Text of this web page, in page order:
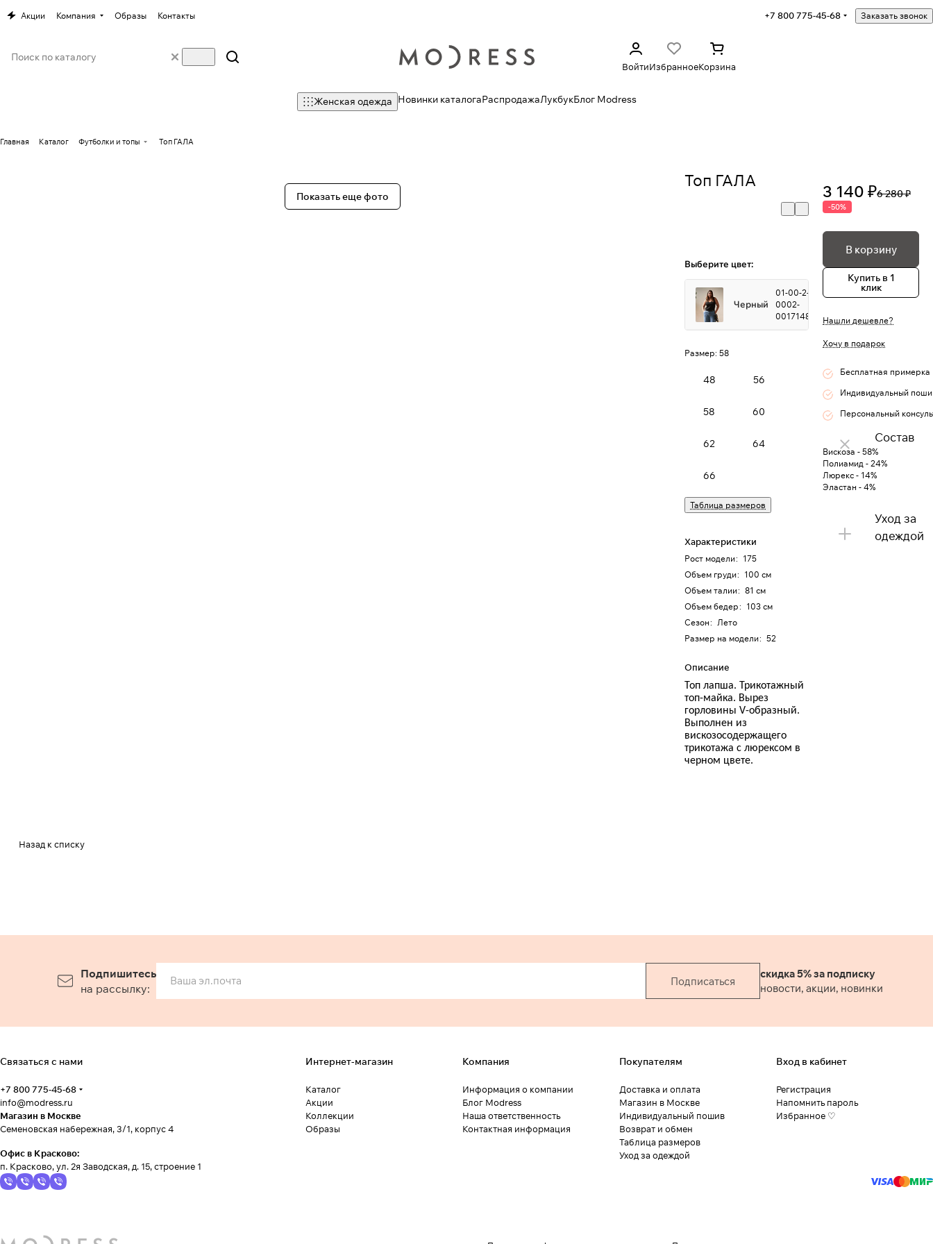
Акции Компания Образы Контакты +7 800 775-45-68 Заказать звонок
ВойтиИзбранноеКорзина
Женская одежда Новинки каталогаРаспродажаЛукбукБлог Modress
Главная Каталог Футболки и топы Топ ГАЛА
Показать еще фото
Топ ГАЛА
Выберите цвет:
Черный
01-00-2-
0002-
0017148
Размер: 58
48 56
58 60
62 64
66
Таблица размеров
Характеристики
Рост модели: 175
Объем груди: 100 см
Объем талии: 81 см
Объем бедер: 103 см
Сезон: Лето
Размер на модели: 52
Описание
Топ лапша. Трикотажный
топ-майка. Вырез
горловины V-образный.
Выполнен из
вискозосодержащего
трикотажа с люрексом в
черном цвете.
3 140 ₽6 280 ₽
-50%
В корзину
Купить в 1
клик
Нашли дешевле?
Хочу в подарок
Бесплатная примерка
Индивидуальный
Персональный
Состав
Вискоза - 58%
Полиамид - 24%
Люрекс - 14%
Эластан - 4%
Уход за
одеждой
Назад к списку
Подпишитесь
на рассылку:
Подписаться
скидка 5% за подписку
новости, акции, новинки
Связаться с нами
+7 800 775-45-68
info@modress.ru
Магазин в Москве
Семеновская набережная, 3/1, корпус 4
Офис в Красково:
п. Красково, ул. 2я Заводская, д. 15, строение 1
Интернет-магазин
Каталог
Акции
Коллекции
Образы
Компания
Информация о компании
Блог Modress
Наша ответственность
Контактная информация
Покупателям
Доставка и оплата
Магазин в Москве
Индивидуальный пошив
Возврат и обмен
Таблица размеров
Уход за одеждой
Вход в кабинет
Регистрация
Напомнить пароль
Избранное ♡